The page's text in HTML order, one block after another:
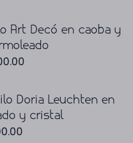
Art Decó en caoba y
Doria Leuchten en
y cristal